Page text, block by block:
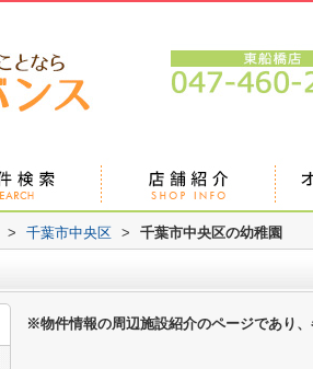
> 千葉市中央区 > 千葉市中央区の幼稚園
※物件情報の周辺施設紹介のページであり